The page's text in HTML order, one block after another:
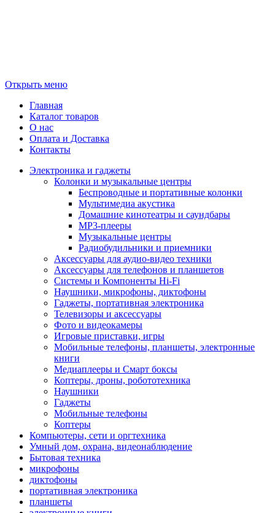
Открыть меню
Главная
Каталог товаров
О нас
Оплата и Доставка
Контакты
Электроника и гаджеты
Колонки и музыкальные центры
Беспроводные и портативные колонки
Мультимедиа акустика
Домашние кинотеатры и саундбары
MP3-плееры
Музыкальные центры
Радиобудильники и приемники
Аксессуары для аудио-видео техники
Аксессуары для телефонов и планшетов
Системы и Компоненты Hi-Fi
Наушники, микрофоны, диктофоны
Гаджеты, портативная электроника
Телевизоры и аксессуары
Фото и видеокамеры
Игровые приставки, игры
Мобильные телефоны, планшеты, электронные
книги
Медиаплееры и Смарт боксы
Коптеры, дроны, робототехника
Наушники
Гаджеты
Мобильные телефоны
Коптеры
Компьютеры, сети и оргтехника
Умный дом, охрана, видеонаблюдение
Бытовая техника
микрофоны
диктофоны
портативная электроника
планшеты